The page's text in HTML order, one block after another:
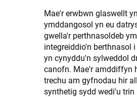
Mae'r erwbwn glaswellt
ymddangosol yn eu
gwella'r perthnasoldeb
integreiddio'n berthnasol
yn cynyddu'n sylweddol
canofn. Mae'r amddiffyn
trechu am gyfnodau hir
synthetig sydd wedi'u